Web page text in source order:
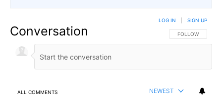
Conversation FOLLOW THIS
FOLLOW
LOG IN SIGN UP
ALL COMMENTS NEWEST